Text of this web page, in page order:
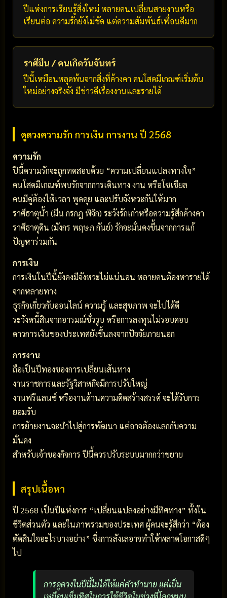
ปีแห่งการเรียนรู้สิ่งใหม่ หลายคนเปลี่ยนสายงานหรือ
เรียนต่อ ความรักยังไม่ชัด แต่ความสัมพันธ์เพื่อนดีมาก
ราศีมีน / คนเกิดวันจันทร์
ปีนี้เหมือนหลุดพ้นจากสิ่งที่ค้างคา คนโสดมีเกณฑ์เริ่มต้น
ใหม่อย่างจริงจัง มีข่าวดีเรื่องงานและรายได้
ดูดวงความรัก การเงิน การงาน ปี 2568
ความรัก
ปีนี้ความรักจะถูกทดสอบด้วย “ความเปลี่ยนแปลงทางใจ”
คนโสดมีเกณฑ์พบรักจากการเดินทาง งาน หรือโซเชียล
คนมีคู่ต้องให้เวลา พูดคุย และปรับจังหวะกันให้มาก
ราศีธาตุน้ำ (มีน กรกฎ พิจิก) ระวังรักเก่าหรือความรู้สึกค้างคา
ราศีธาตุดิน (มังกร พฤษภ กันย์) รักจะมั่นคงขึ้นจากการแก้
ปัญหาร่วมกัน
การเงิน
การเงินในปีนี้ยังคงมีจังหวะไม่แน่นอน หลายคนต้องหารายได้
จากหลายทาง
ธุรกิจเกี่ยวกับออนไลน์ ความรู้ และสุขภาพ จะไปได้ดี
ระวังหนี้สินจากอารมณ์ชั่ววูบ หรือการลงทุนไม่รอบคอบ
ดาวการเงินของประเทศยังขึ้นลงจากปัจจัยภายนอก
การงาน
ถือเป็นปีทองของการเปลี่ยนเส้นทาง
งานราชการและรัฐวิสาหกิจมีการปรับใหญ่
งานฟรีแลนซ์ หรืองานด้านความคิดสร้างสรรค์ จะได้รับการ
ยอมรับ
การย้ายงานจะนำไปสู่การพัฒนา แต่อาจต้องแลกกับความ
มั่นคง
สำหรับเจ้าของกิจการ ปีนี้ควรปรับระบบมากกว่าขยาย
สรุปเนื้อหา
ปี 2568 เป็นปีแห่งการ “เปลี่ยนแปลงอย่างมีทิศทาง” ทั้งใน
ชีวิตส่วนตัว และในภาพรวมของประเทศ ผู้คนจะรู้สึกว่า “ต้อง
ตัดสินใจอะไรบางอย่าง” ซึ่งการลังเลอาจทำให้พลาดโอกาสดีๆ
ไป
การดูดวงในปีนี้ไม่ได้ให้แค่คำทำนาย แต่เป็น